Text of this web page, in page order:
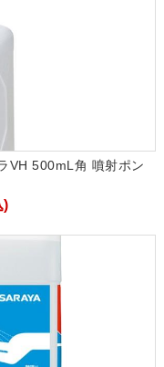
VH 500mL角 噴射ポン
)